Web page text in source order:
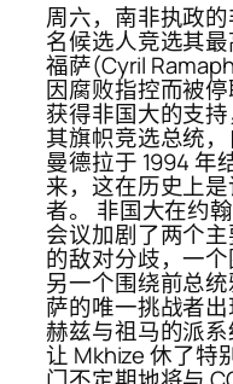
周六，南非执政
名候选人竞选其
福萨(Cyril
因腐败指控而被
获得非国大的支
其旗帜竞选总统
曼德拉于 1994 年
来，这在历史上
者。 非国大在约
会议加剧了两个
的敌对分歧，一个
另一个围绕前总
萨的唯一挑战者
赫兹与祖马的派
让 Mkhize 休了特